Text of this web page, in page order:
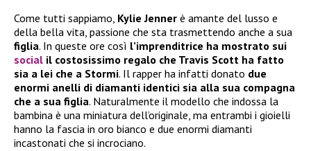
Come tutti sappiamo, Kylie Jenner è amante del lusso e
della bella vita, passione che sta trasmettendo anche a sua
figlia. In queste ore così l’imprenditrice ha mostrato sui
social il costosissimo regalo che Travis Scott ha fatto
sia a lei che a Stormi. Il rapper ha infatti donato due
enormi anelli di diamanti identici sia alla sua compagna
che a sua figlia. Naturalmente il modello che indossa la
bambina è una miniatura dell’originale, ma entrambi i gioielli
hanno la fascia in oro bianco e due enormi diamanti
incastonati che si incrociano.